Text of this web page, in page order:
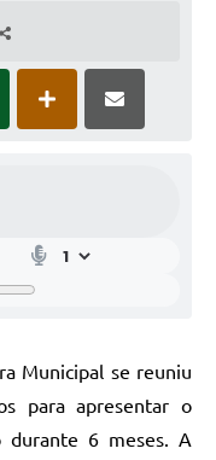
Municipal se reuniu
para apresentar o
durante 6 meses. A